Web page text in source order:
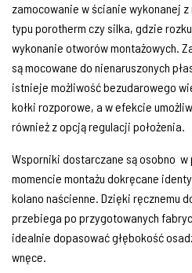
zamocowanie w ścianie wykonanej
typu porotherm czy silka, gdzie
wykonanie otworów montażowych.
są mocowane do nienaruszonych
istnieje możliwość bezudarowego
kołki rozporowe, a w efekcie
również z opcją regulacji położenia.
Wsporniki dostarczane są osobno w
momencie montażu dokręcane
kolano naścienne. Dzięki ręcznemu
przebiega po przygotowanych
idealnie dopasować głębokość
wnęce.